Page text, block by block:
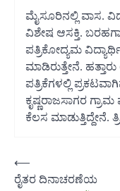
ಮೈಸೂರಿನಲ್ಲಿ ವಾಸ.
ವಿಶೇಷ ಆಸಕ್ತಿ.
ಪತ್ರಿಕೋದ್ಯಮ
ಮಾಡಿರುತ್ತೇನೆ.
ಪತ್ರಿಕೆಗಳಲ್ಲಿ
ಕೃಷ್ಣರಾಜಸಾಗರ
ಕೆಲಸ ಮಾಡುತ್ತಿದ್ದೇನೆ.
Post
navigation
⟵
ರೈತರ ದಿನಾಚರಣೆಯ